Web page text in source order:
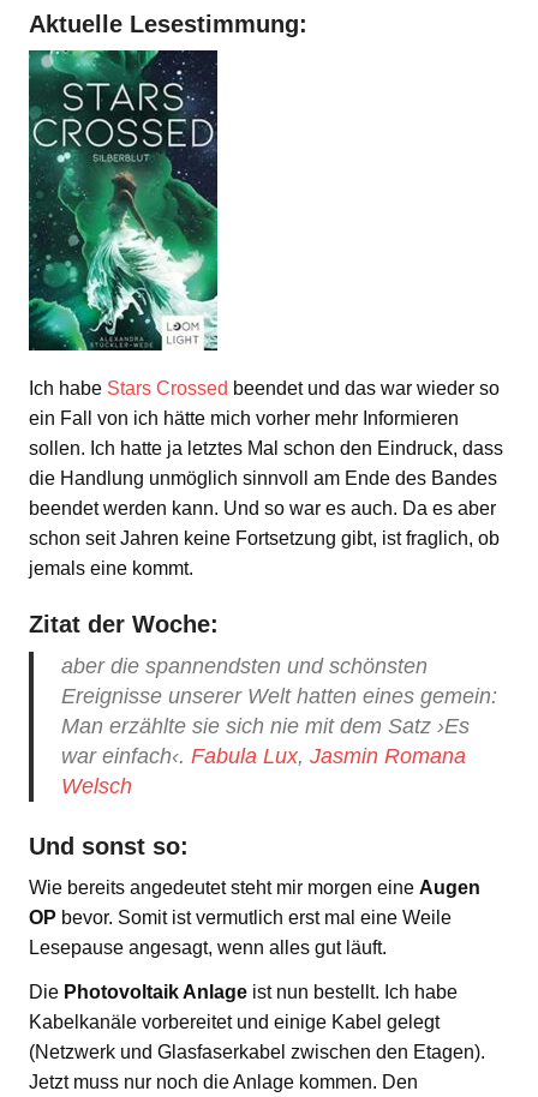
Aktuelle Lesestimmung:
Ich habe Stars Crossed beendet und das war wieder so
ein Fall von ich hätte mich vorher mehr Informieren
sollen. Ich hatte ja letztes Mal schon den Eindruck, dass
die Handlung unmöglich sinnvoll am Ende des Bandes
beendet werden kann. Und so war es auch. Da es aber
schon seit Jahren keine Fortsetzung gibt, ist fraglich, ob
jemals eine kommt.
Zitat der Woche:
aber die spannendsten und schönsten
Ereignisse unserer Welt hatten eines gemein:
Man erzählte sie sich nie mit dem Satz ›Es
war einfach‹. Fabula Lux, Jasmin Romana
Welsch
Und sonst so:
Wie bereits angedeutet steht mir morgen eine Augen
OP bevor. Somit ist vermutlich erst mal eine Weile
Lesepause angesagt, wenn alles gut läuft.
Die Photovoltaik Anlage ist nun bestellt. Ich habe
Kabelkanäle vorbereitet und einige Kabel gelegt
(Netzwerk und Glasfaserkabel zwischen den Etagen).
Jetzt muss nur noch die Anlage kommen. Den